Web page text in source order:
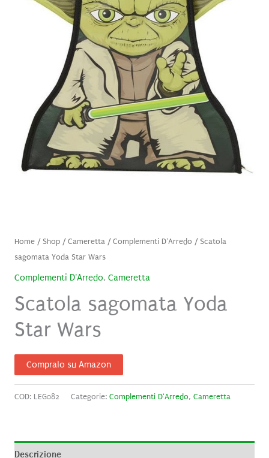
Home/ Shop/Cameretta/Complementi D'Arredo / Scatola
sagomata Yoda Star Wars
Complementi D'Arredo, Cameretta
Scatola sagomata Yoda
Star Wars
Compralo su Amazon
COD: LEG082 Categorie: Complementi D'Arredo, Cameretta
Descrizione